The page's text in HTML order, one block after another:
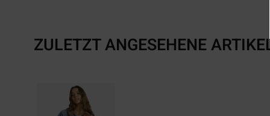
ZULETZT ANGESEHENE